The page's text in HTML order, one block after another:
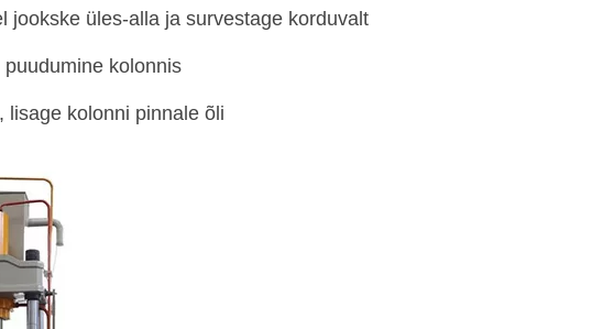
jookske üles-alla ja survestage korduvalt
kolonnis
lisage kolonni pinnale õli